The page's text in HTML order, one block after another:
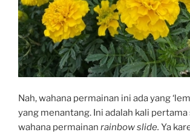
Nah, wahana permainan ini ada yang
yang menantang. Ini adalah kali
wahana permainan rainbow slide. Ya